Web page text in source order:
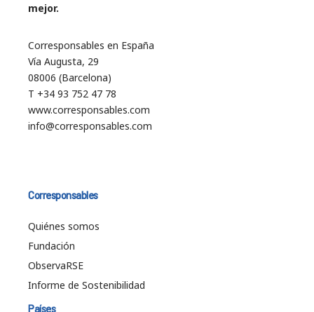
mejor.
Corresponsables en España
Vía Augusta, 29
08006 (Barcelona)
T +34 93 752 47 78
www.corresponsables.com
info@corresponsables.com
Corresponsables
Quiénes somos
Fundación
ObservaRSE
Informe de Sostenibilidad
Países